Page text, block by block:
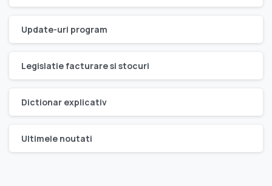
Update-uri program
Legislatie facturare si stocuri
Dictionar explicativ
Ultimele noutati